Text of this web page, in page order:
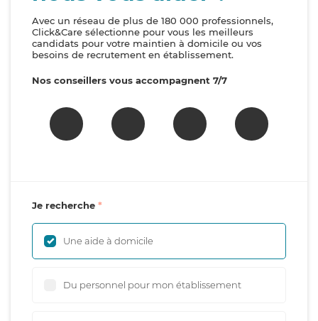
Avec un réseau de plus de 180 000 professionnels,
Click&Care sélectionne pour vous les meilleurs
candidats pour votre maintien à domicile ou vos
besoins de recrutement en établissement.
Nos conseillers vous accompagnent 7/7
Je recherche
Une aide à domicile
Du personnel pour mon établissement